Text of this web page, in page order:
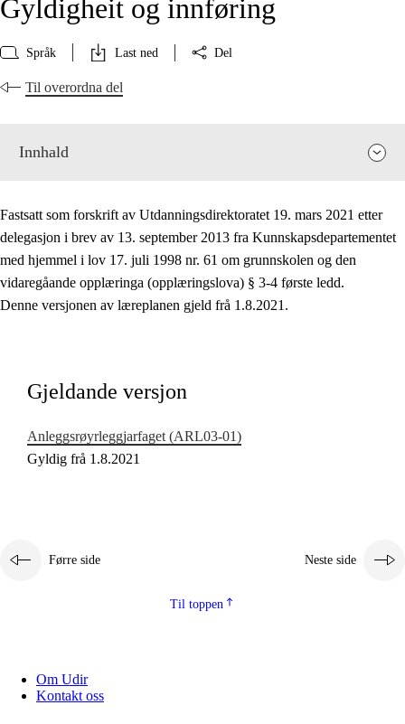
Gyldigheit og innføring
Språk Last ned Del
Til overordna del
Innhald
Fagrelevans og sentrale verdiar
Grunnleggjande ferdigheiter
Fastsatt som forskrift av Utdanningsdirektoratet 19. mars 2021 etter
delegasjon i brev av 13. september 2013 fra Kunnskapsdepartementet
med hjemmel i lov 17. juli 1998 nr. 61 om grunnskolen og den
vidaregåande opplæringa (opplæringslova) § 3-4 første ledd.
Denne versjonen av læreplanen gjeld frå 1.8.2021.
Gjeldande versjon
Anleggsrøyrleggjarfaget (ARL03‑01)
Gyldig frå 1.8.2021
Førre side Neste side
Til toppen
Om Udir
Kontakt oss